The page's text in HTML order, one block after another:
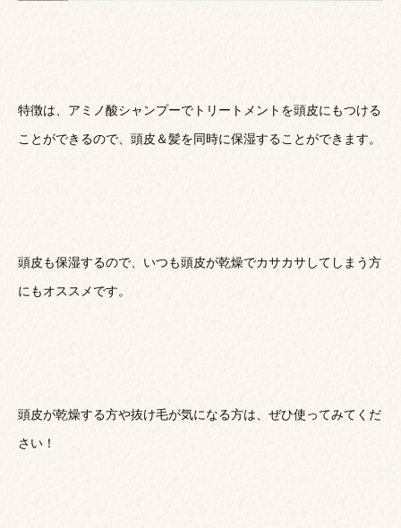
特徴は、アミノ酸シャンプーでトリートメントを頭皮にもつける
ことができるので、頭皮＆髪を同時に保湿することができます。
頭皮も保湿するので、いつも頭皮が乾燥でカサカサしてしまう方
にもオススメです。
頭皮が乾燥する方や抜け毛が気になる方は、ぜひ使ってみてくだ
さい！